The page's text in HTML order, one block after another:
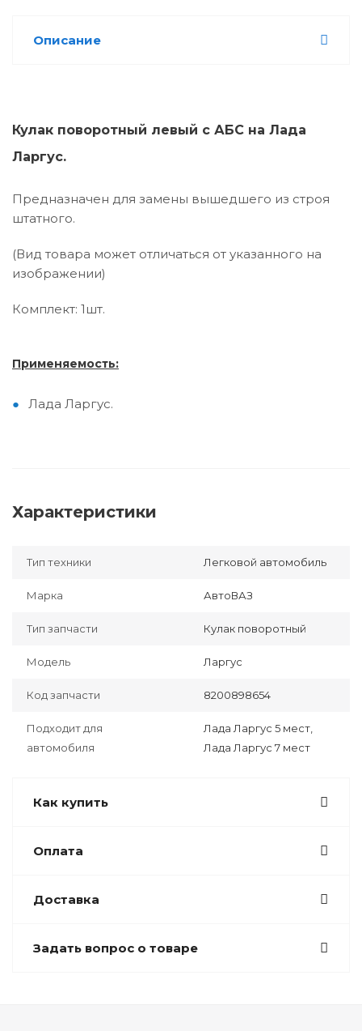
Описание
Кулак поворотный левый с АБС на Лада
Ларгус.
Предназначен для замены вышедшего из строя
штатного.
(Вид товара может отличаться от указанного на
изображении)
Комплект: 1шт.
Применяемость:
Лада Ларгус.
Характеристики
Тип техники Легковой автомобиль
Марка АвтоВАЗ
Тип запчасти Кулак поворотный
Модель Ларгус
Код запчасти 8200898654
Подходит для
автомобиля
Лада Ларгус 5 мест,
Лада Ларгус 7 мест
Как купить
Оплата
Доставка
Задать вопрос о товаре